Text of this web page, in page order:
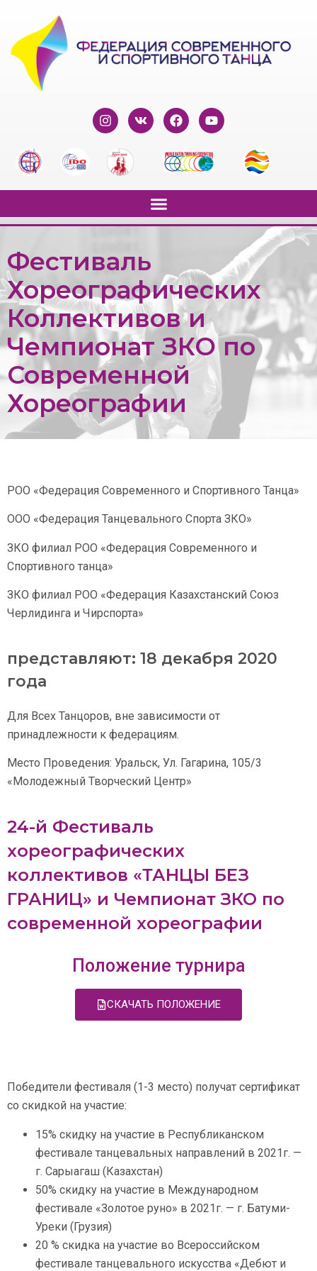
Фестиваль
Хореографических
Коллективов и
Чемпионат ЗКО по
Современной
Хореографии
РОО «Федерация Современного и Спортивного Танца»
OОО «Федерация Танцевального Спорта ЗКО»
ЗКО филиал РОО «Федерация Современного и
Спортивного танца»
ЗКО филиал РОО «Федерация Казахстанский Союз
Черлидинга и Чирспорта»
представляют: 18 декабря 2020
года
Для Всех Танцоров, вне зависимости от
принадлежности к федерациям.
Место Проведения: Уральск, Ул. Гагарина, 105/3
«Молодежный Творческий Центр»
24-й Фестиваль
хореографических
коллективов «ТАНЦЫ БЕЗ
ГРАНИЦ» и Чемпионат ЗКО по
современной хореографии
Положение турнира
СКАЧАТЬ ПОЛОЖЕНИЕ
Победители фестиваля (1-3 место) получат сертификат
со скидкой на участие:
15% скидку на участие в Республиканском
фестивале танцевальных направлений в 2021г. —
г. Сарыагаш (Казахстан)
50% скидку на участие в Международном
фестивале «Золотое руно» в 2021г. — г. Батуми-
Уреки (Грузия)
20 % скидка на участие во Всероссийском
фестивале танцевального искусства «Дебют и